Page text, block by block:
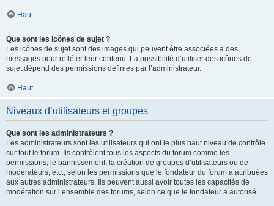
Haut
Que sont les icônes de sujet ?
Les icônes de sujet sont des images qui peuvent être associées à des
messages pour refléter leur contenu. La possibilité d’utiliser des icônes de
sujet dépend des permissions définies par l’administrateur.
Haut
Niveaux d’utilisateurs et groupes
Que sont les administrateurs ?
Les administrateurs sont les utilisateurs qui ont le plus haut niveau de contrôle
sur tout le forum. Ils contrôlent tous les aspects du forum comme les
permissions, le bannissement, la création de groupes d’utilisateurs ou de
modérateurs, etc., selon les permissions que le fondateur du forum a attribuées
aux autres administrateurs. Ils peuvent aussi avoir toutes les capacités de
modération sur l’ensemble des forums, selon ce que le fondateur a autorisé.